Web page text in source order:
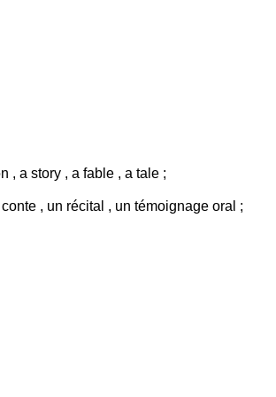
, a story , a fable , a tale ;
, un récital , un témoignage oral ;